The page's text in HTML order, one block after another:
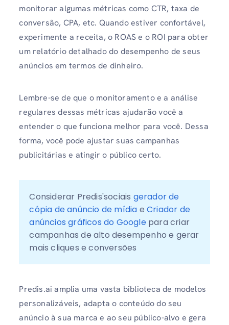
monitorar algumas métricas como CTR, taxa de
conversão, CPA, etc. Quando estiver confortável,
experimente a receita, o ROAS e o ROI para obter
um relatório detalhado do desempenho de seus
anúncios em termos de dinheiro.
Lembre-se de que o monitoramento e a análise
regulares dessas métricas ajudarão você a
entender o que funciona melhor para você. Dessa
forma, você pode ajustar suas campanhas
publicitárias e atingir o público certo.
Considerar Predis'sociais gerador de
cópia de anúncio de mídia e Criador de
anúncios gráficos do Google para criar
campanhas de alto desempenho e gerar
mais cliques e conversões
Predis.ai amplia uma vasta biblioteca de modelos
personalizáveis, adapta o conteúdo do seu
anúncio à sua marca e ao seu público-alvo e gera